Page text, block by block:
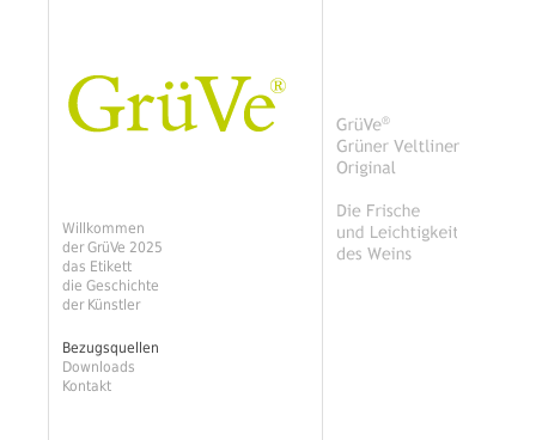
Willkommen
der GrüVe 2025
das Etikett
die Geschichte
der Künstler
Bezugsquellen
Downloads
Kontakt